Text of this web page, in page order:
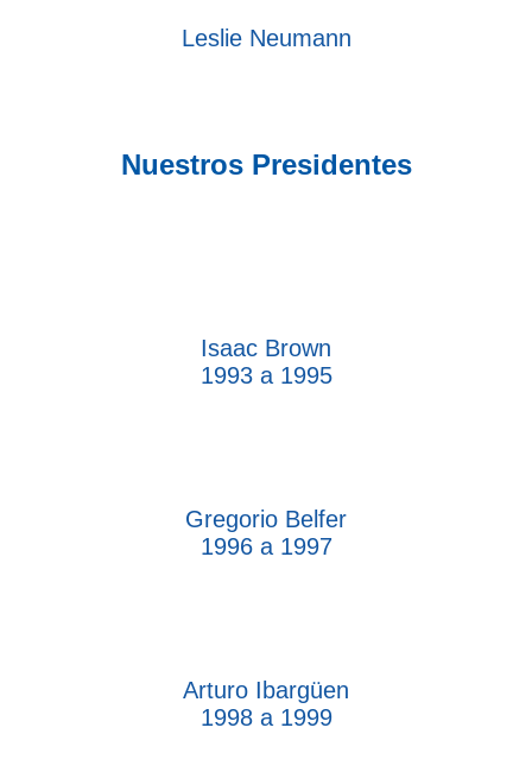
Leslie Neumann
Nuestros Presidentes
Isaac Brown
1993 a 1995
Gregorio Belfer
1996 a 1997
Arturo Ibargüen
1998 a 1999